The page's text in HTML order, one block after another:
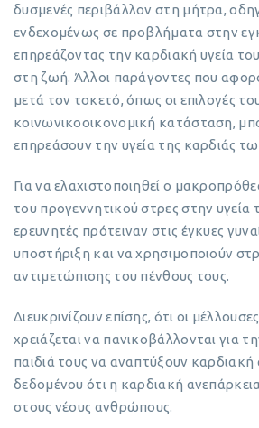
δυσμενές περιβάλλον στη μήτρα,
ενδεχομένως σε προβλήματα στην
επηρεάζοντας την καρδιακή υγεία
στη ζωή. Άλλοι παράγοντες που
μετά τον τοκετό, όπως οι επιλογές
κοινωνικοοικονομική κατάσταση,
επηρεάσουν την υγεία της καρδιάς
Για να ελαχιστοποιηθεί ο
του προγεννητικού στρες στην υγεία
ερευνητές πρότειναν στις έγκυες
υποστήριξη και να χρησιμοποιούν
αντιμετώπισης του πένθους τους.
Διευκρινίζουν επίσης, ότι οι
χρειάζεται να πανικοβάλλονται για
παιδιά τους να αναπτύξουν καρδιακή
δεδομένου ότι η καρδιακή
στους νέους ανθρώπους.